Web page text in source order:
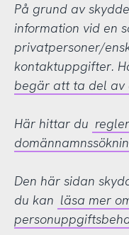
På grund av
information vid en
privatpersoner/
kontaktuppgifter.
begär att ta del av
Här hittar du
Den här sidan
du kan läsa mer